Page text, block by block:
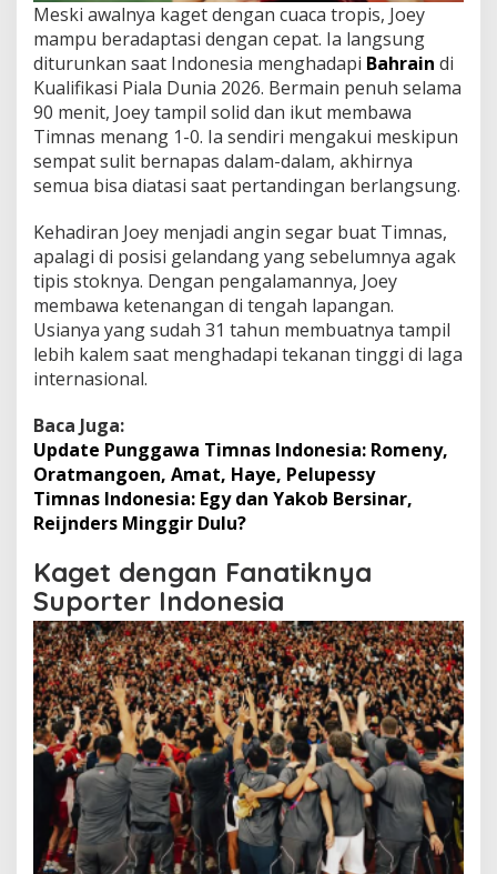
Meski awalnya kaget dengan cuaca tropis, Joey
mampu beradaptasi dengan cepat. Ia langsung
diturunkan saat Indonesia menghadapi Bahrain di
Kualifikasi Piala Dunia 2026. Bermain penuh selama
90 menit, Joey tampil solid dan ikut membawa
Timnas menang 1-0. Ia sendiri mengakui meskipun
sempat sulit bernapas dalam-dalam, akhirnya
semua bisa diatasi saat pertandingan berlangsung.
Kehadiran Joey menjadi angin segar buat Timnas,
apalagi di posisi gelandang yang sebelumnya agak
tipis stoknya. Dengan pengalamannya, Joey
membawa ketenangan di tengah lapangan.
Usianya yang sudah 31 tahun membuatnya tampil
lebih kalem saat menghadapi tekanan tinggi di laga
internasional.
Baca Juga:
Update Punggawa Timnas Indonesia: Romeny,
Oratmangoen, Amat, Haye, Pelupessy
Timnas Indonesia: Egy dan Yakob Bersinar,
Reijnders Minggir Dulu?
Kaget dengan Fanatiknya
Suporter Indonesia